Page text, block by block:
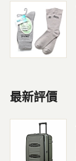
最新評價